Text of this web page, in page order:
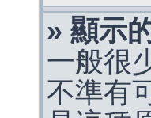
» 顯示
一般很
不準有